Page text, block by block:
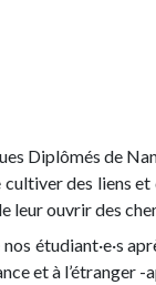
Diplômés de
des liens
leur ouvrir des
étudiant·e·s
et à l’étranger